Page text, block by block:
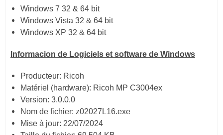
Windows 7 32 & 64 bit
Windows Vista 32 & 64 bit
Windows XP 32 & 64 bit
Informacion de Logiciels et software de Windows
Producteur: Ricoh
Matériel (hardware): Ricoh MP C3004ex
Version: 3.0.0.0
Nom de fichier: z02027L16.exe
Mise à jour: 22/07/2024